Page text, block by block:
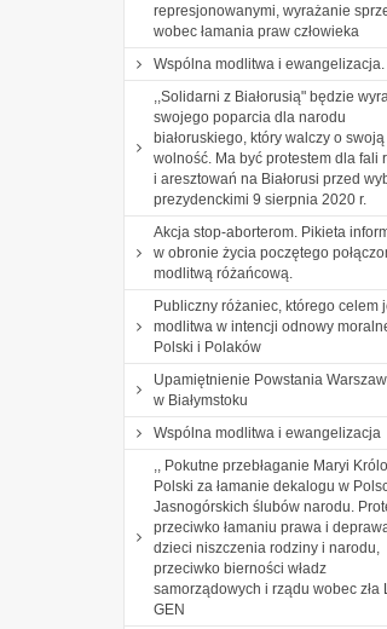
represjonowanymi, wyrażanie
wobec łamania praw człowieka
Wspólna modlitwa i ewangelizacja.
,,Solidarni z Białorusią" będzie
swojego poparcia dla narodu
białoruskiego, który walczy o swoją
wolność. Ma być protestem dla fali
i aresztowań na Białorusi przed
prezydenckimi 9 sierpnia 2020 r.
Akcja stop-aborterom. Pikieta
w obronie życia poczętego
modlitwą różańcową.
Publiczny różaniec, którego celem
modlitwa w intencji odnowy
Polski i Polaków
Upamiętnienie Powstania
w Białymstoku
Wspólna modlitwa i ewangelizacja
,, Pokutne przebłaganie Maryi
Polski za łamanie dekalogu w
Jasnogórskich ślubów narodu.
przeciwko łamaniu prawa i
dzieci niszczenia rodziny i narodu,
przeciwko bierności władz
samorządowych i rządu wobec zła
GEN